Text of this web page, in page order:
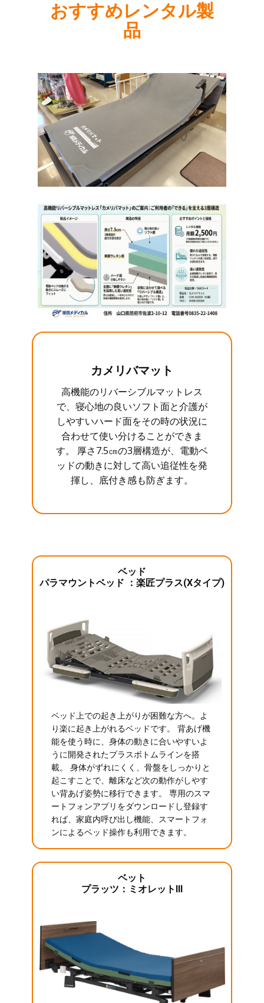
おすすめレンタル製
品
カメリバマット
高機能のリバーシブルマットレス
で、寝心地の良いソフト面と介護が
しやすいハード面をその時の状況に
合わせて使い分けることができま
す。 厚さ7.5㎝の3層構造が、電動ベ
ッドの動きに対して高い追従性を発
揮し、底付き感も防ぎます。
ベッド
パラマウントベッド ：楽匠プラス(Xタイプ)
ベッド上での起き上がりが困難な方へ。よ
り楽に起き上がれるベッドです。 背あげ機
能を使う時に、身体の動きに合いやすいよ
うに開発されたプラスボトムラインを搭
載。 身体がずれにくく、骨盤をしっかりと
起こすことで、離床など次の動作がしやす
い背あげ姿勢に移行できます。 専用のスマ
ートフォンアプリをダウンロードし登録す
れば、家庭内呼び出し機能、スマートフォ
ンによるベッド操作も利用できます。
ベット
プラッツ：ミオレットIII